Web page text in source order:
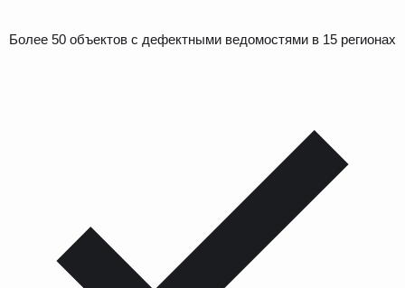
Более 50 объектов с дефектными ведомостями в 15 регионах